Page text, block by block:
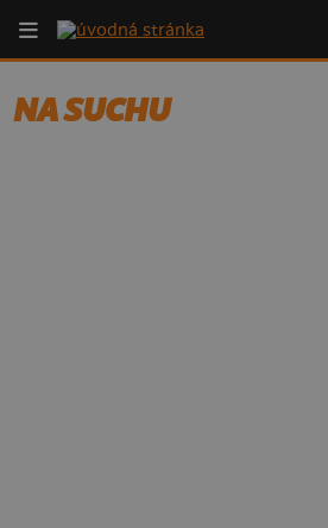
NA SUCHU